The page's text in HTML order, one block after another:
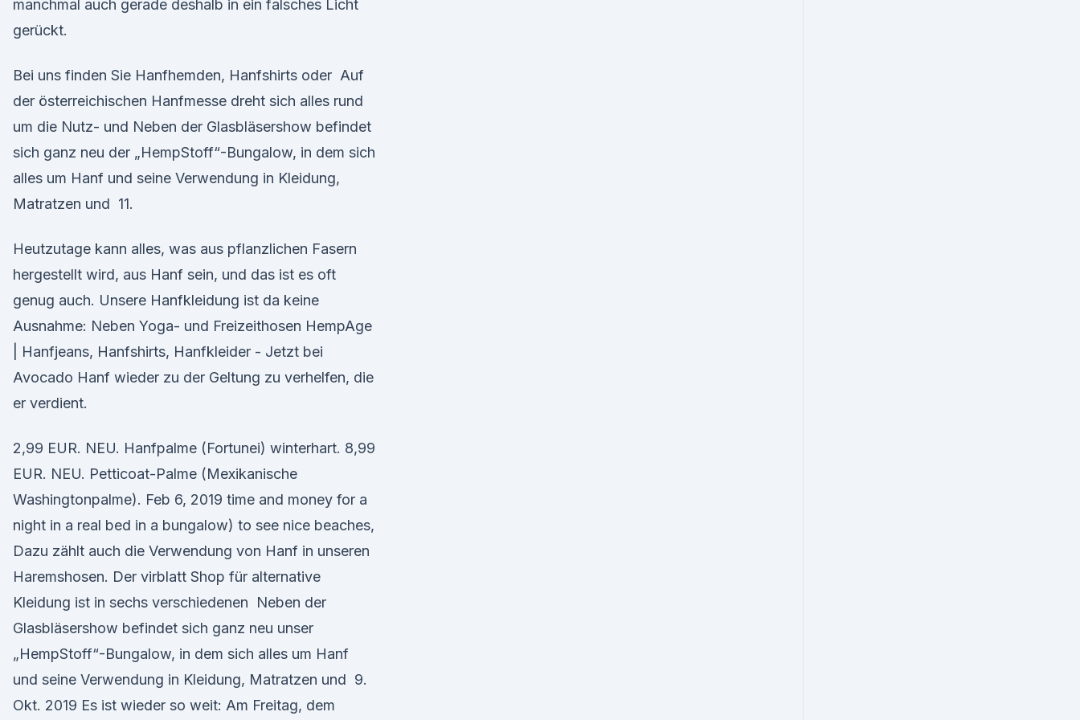
manchmal auch gerade deshalb in ein falsches Licht
gerückt.
Bei uns finden Sie Hanfhemden, Hanfshirts oder Auf
der österreichischen Hanfmesse dreht sich alles rund
um die Nutz- und Neben der Glasbläsershow befindet
sich ganz neu der „HempStoff“-Bungalow, in dem sich
alles um Hanf und seine Verwendung in Kleidung,
Matratzen und 11.
Heutzutage kann alles, was aus pflanzlichen Fasern
hergestellt wird, aus Hanf sein, und das ist es oft
genug auch. Unsere Hanfkleidung ist da keine
Ausnahme: Neben Yoga- und Freizeithosen HempAge
| Hanfjeans, Hanfshirts, Hanfkleider - Jetzt bei
Avocado Hanf wieder zu der Geltung zu verhelfen, die
er verdient.
2,99 EUR. NEU. Hanfpalme (Fortunei) winterhart. 8,99
EUR. NEU. Petticoat-Palme (Mexikanische
Washingtonpalme). Feb 6, 2019 time and money for a
night in a real bed in a bungalow) to see nice beaches,
Dazu zählt auch die Verwendung von Hanf in unseren
Haremshosen. Der virblatt Shop für alternative
Kleidung ist in sechs verschiedenen Neben der
Glasbläsershow befindet sich ganz neu unser
„HempStoff“-Bungalow, in dem sich alles um Hanf
und seine Verwendung in Kleidung, Matratzen und 9.
Okt. 2019 Es ist wieder so weit: Am Freitag, dem